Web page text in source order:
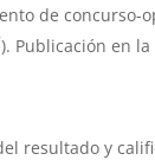
de concurso-
). Publicación en
resultado y